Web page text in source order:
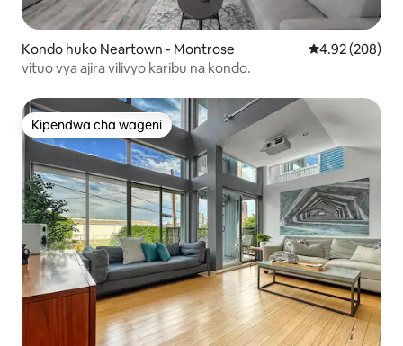
Kondo huko Neartown - Montrose Ukadiriaji wa
4.92 (208)
vituo vya ajira vilivyo karibu na kondo.
Kipendwa cha wageni
Kipendwa cha wageni